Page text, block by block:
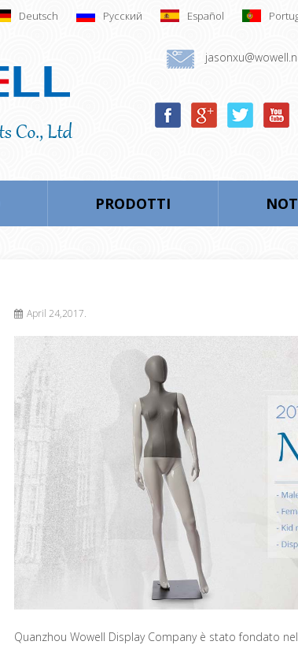
Deutsch Русский Español
PRODOTTI
April 24,2017.
Quanzhou Wowell Display Company è stato fondato